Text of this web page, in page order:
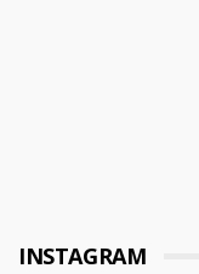
INSTAGRAM